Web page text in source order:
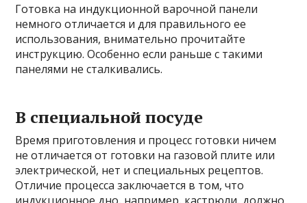
Готовка на индукционной варочной панели
немного отличается и для правильного ее
использования, внимательно прочитайте
инструкцию. Особенно если раньше с такими
панелями не сталкивались.
В специальной посуде
Время приготовления и процесс готовки ничем
не отличается от готовки на газовой плите или
электрической, нет и специальных рецептов.
Отличие процесса заключается в том, что